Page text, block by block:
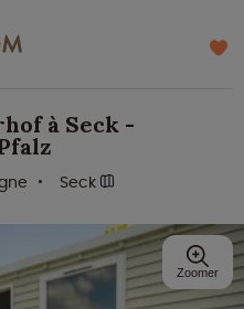
à Seck -
Seck
Zoomer